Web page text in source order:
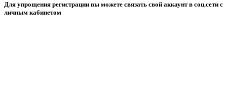
Для упрощения регистрации вы можете связать свой аккаунт в соц.сети с
личным кабинетом